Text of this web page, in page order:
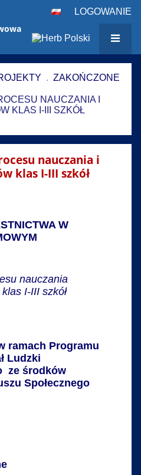
LOGOWANIE
. ZAKOŃCZONE
NAUCZANIA I
KLAS I-III SZKÓŁ
nauczania i
klas I-III szkół
W
nauczania
I-III szkół
ramach Programu
Ludzki
ze środków
Społecznego